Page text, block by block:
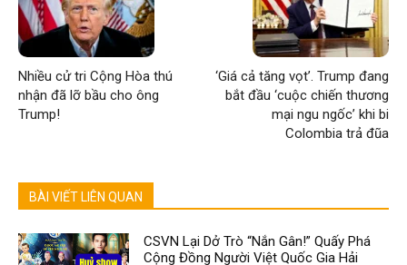
Nhiều cử tri Cộng Hòa thú
nhận đã lỡ bầu cho ông
Trump!
‘Giá cả tăng vọt’. Trump đang
bắt đầu ‘cuộc chiến thương
mại ngu ngốc’ khi bi
Colombia trả đũa
BÀI VIẾT LIÊN QUAN
CSVN Lại Dở Trò “Nắn Gân!” Quấy Phá
Cộng Đồng Người Việt Quốc Gia Hải